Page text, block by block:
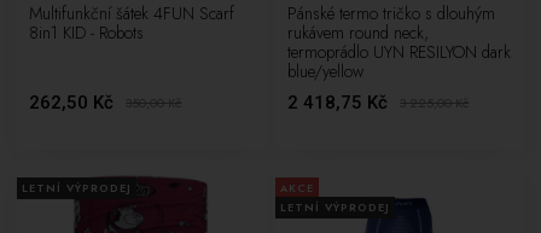
Multifunkční šátek 4FUN Scarf
8in1 KID - Robots
262,50 Kč 350,00Kč
Pánské termo tričko s dlouhým
rukávem round neck,
termoprádlo UYN RESILYON dark
blue/yellow
2 418,75 Kč 3 225,00Kč
LETNÍ VÝPRODEJ
AKCE
LETNÍ VÝPRODEJ